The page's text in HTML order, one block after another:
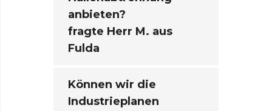
anbieten?
fragte Herr M. aus
Fulda
Können wir die
Industrieplanen